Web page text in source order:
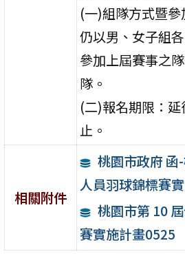
(一)組隊方式暨
仍以男、女子組
參加上屆賽事之
隊。
(二)報名期限：
止。
相關附件
桃園市政府 函
人員羽球錦標賽
桃園市第 10
賽實施計畫0525